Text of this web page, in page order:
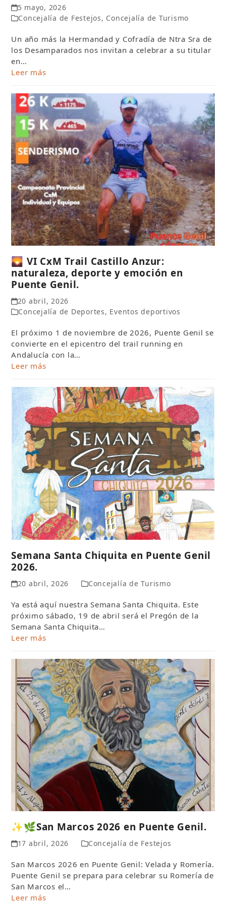
5 mayo, 2026
Concejalía de Festejos, Concejalía de Turismo
Un año más la Hermandad y Cofradía de Ntra Sra de
los Desamparados nos invitan a celebrar a su titular
en…
Leer más
🌄 VI CxM Trail Castillo Anzur:
naturaleza, deporte y emoción en
Puente Genil.
20 abril, 2026
Concejalía de Deportes, Eventos deportivos
El próximo 1 de noviembre de 2026, Puente Genil se
convierte en el epicentro del trail running en
Andalucía con la…
Leer más
Semana Santa Chiquita en Puente Genil
2026.
20 abril, 2026 Concejalía de Turismo
Ya está aquí nuestra Semana Santa Chiquita. Este
próximo sábado, 19 de abril será el Pregón de la
Semana Santa Chiquita…
Leer más
✨🌿San Marcos 2026 en Puente Genil.
17 abril, 2026 Concejalía de Festejos
San Marcos 2026 en Puente Genil: Velada y Romería.
Puente Genil se prepara para celebrar su Romería de
San Marcos el…
Leer más